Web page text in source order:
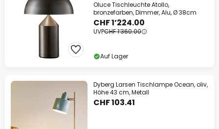
Oluce Tischleuchte Atollo,
bronzefarben, Dimmer, Alu, Ø 38cm
CHF 1’224.00
UVPCHF 1’360.00
Auf Lager
Dyberg Larsen Tischlampe Ocean, oliv,
Höhe 43 cm, Metall
CHF 103.41